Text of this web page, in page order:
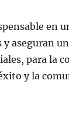
en
aseguran
para la
y la